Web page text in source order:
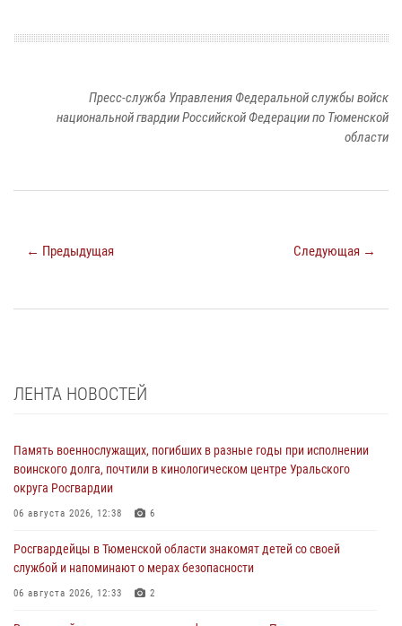
Пресс-служба Управления Федеральной службы войск
национальной гвардии Российской Федерации по Тюменской
области
← Предыдущая Следующая →
ЛЕНТА НОВОСТЕЙ
Память военнослужащих, погибших в разные годы при исполнении
воинского долга, почтили в кинологическом центре Уральского
округа Росгвардии
06 августа 2026, 12:38 6
Росгвардейцы в Тюменской области знакомят детей со своей
службой и напоминают о мерах безопасности
06 августа 2026, 12:33 2